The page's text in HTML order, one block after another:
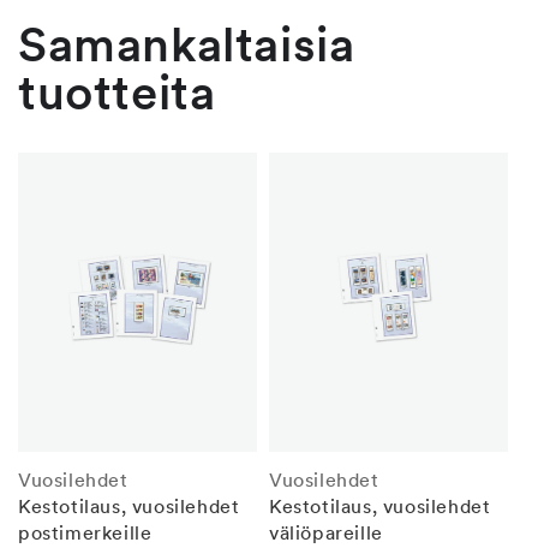
Samankaltaisia
tuotteita
Vuosilehdet
Kestotilaus, vuosilehdet
postimerkeille
Vuosilehdet
Kestotilaus, vuosilehdet
väliöpareille